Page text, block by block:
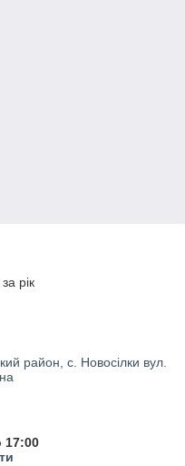
рік
район, с. Новосілки вул.
17:00